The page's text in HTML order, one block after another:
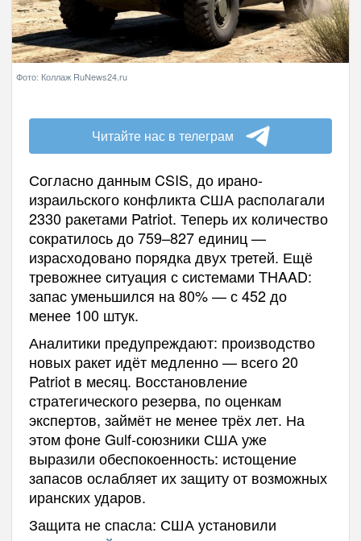
Фото: Коллаж RuNews24.ru
Читайте нас в телеграм
Согласно данным CSIS, до ирано-
израильского конфликта США располагали
2330 ракетами Patriot. Теперь их количество
сократилось до 759–827 единиц —
израсходовано порядка двух третей. Ещё
тревожнее ситуация с системами THAAD:
запас уменьшился на 80% — с 452 до
менее 100 штук.
Аналитики предупреждают: производство
новых ракет идёт медленно — всего 20
Patriot в месяц. Восстановление
стратегического резерва, по оценкам
экспертов, займёт не менее трёх лет. На
этом фоне Gulf-союзники США уже
выразили обеспокоенность: истощение
запасов ослабляет их защиту от возможных
иранских ударов.
Защита не спасла: США установили